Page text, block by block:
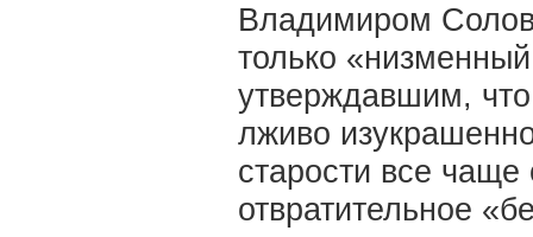
Владимиром
только
утверждавшим,
лживо
старости все чаще
отвратительное